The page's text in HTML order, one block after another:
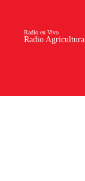
Radio Agricultura
Radio en Vivo